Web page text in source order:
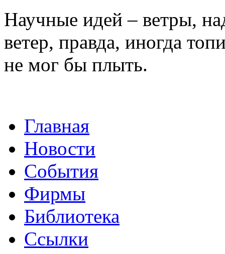
Научные идей – ветры,
ветер, правда, иногда
не мог бы плыть.
Главная
Новости
События
Фирмы
Библиотека
Ссылки